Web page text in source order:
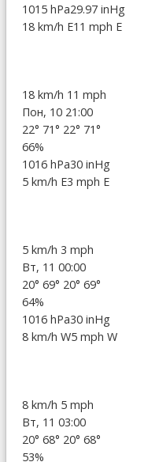
1015 hPa29.97 inHg
18 km/h E11 mph E
18 km/h 11 mph
Пон, 10 21:00
22° 71° 22° 71°
66%
1016 hPa30 inHg
5 km/h E3 mph E
5 km/h 3 mph
Вт, 11 00:00
20° 69° 20° 69°
64%
1016 hPa30 inHg
8 km/h W5 mph W
8 km/h 5 mph
Вт, 11 03:00
20° 68° 20° 68°
53%